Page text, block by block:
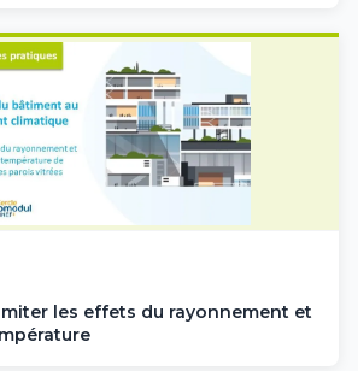
les effets du rayonnement et